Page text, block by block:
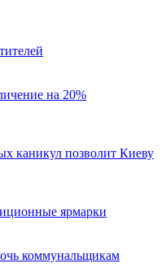
на 20%
каникул позволит Киеву
ярмарки
коммунальщикам